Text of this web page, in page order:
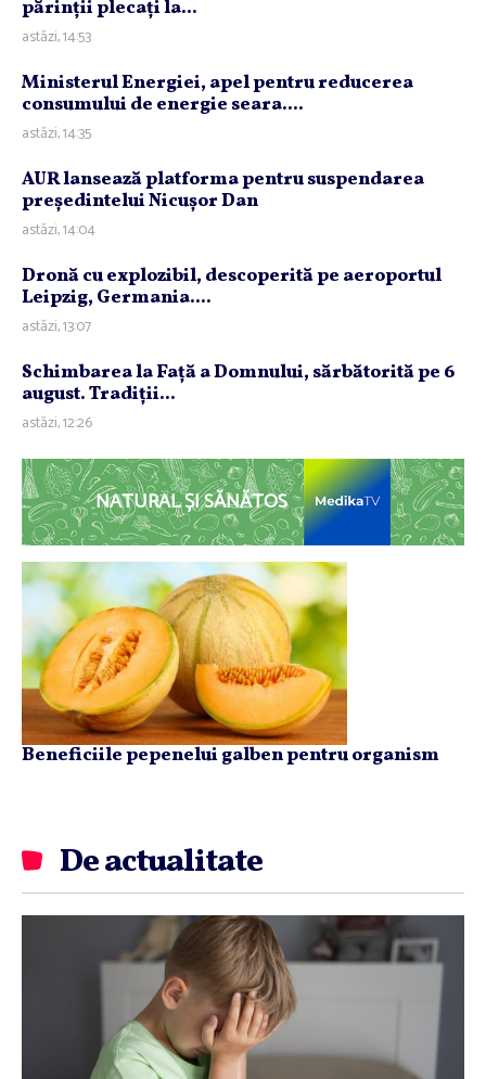
părinţii plecaţi la...
astăzi, 14:53
Ministerul Energiei, apel pentru reducerea
consumului de energie seara....
astăzi, 14:35
AUR lansează platforma pentru suspendarea
preşedintelui Nicuşor Dan
astăzi, 14:04
Dronă cu explozibil, descoperită pe aeroportul
Leipzig, Germania....
astăzi, 13:07
Schimbarea la Faţă a Domnului, sărbătorită pe 6
august. Tradiţii...
astăzi, 12:26
NATURAL ȘI SĂNĂTOS
Beneficiile pepenelui galben pentru organism
De actualitate